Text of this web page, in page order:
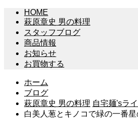
HOME
萩原章史 男の料理
スタッフブログ
商品情報
お知らせ
お買物する
ホーム
ブログ
萩原章史 男の料理 自宅麺'sラ
白美人葱とキノコで緑の一番